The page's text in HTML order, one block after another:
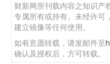
规模占全市场份额超86%（表1
从基金产品来看，美国债券
财新网所刊载内容之知识产
专属所有或持有。未经许可
建立镜像等任何使用。
如有意愿转载，请发邮件至
确认及授权后，方可转载。